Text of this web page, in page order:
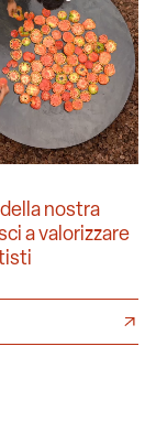
nostra
a valorizzare